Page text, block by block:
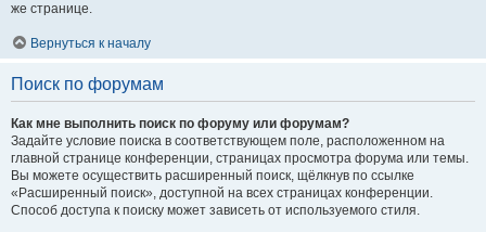
же странице.
Вернуться к началу
Поиск по форумам
Как мне выполнить поиск по форуму или форумам?
Задайте условие поиска в соответствующем поле, расположенном на
главной странице конференции, страницах просмотра форума или темы.
Вы можете осуществить расширенный поиск, щёлкнув по ссылке
«Расширенный поиск», доступной на всех страницах конференции.
Способ доступа к поиску может зависеть от используемого стиля.